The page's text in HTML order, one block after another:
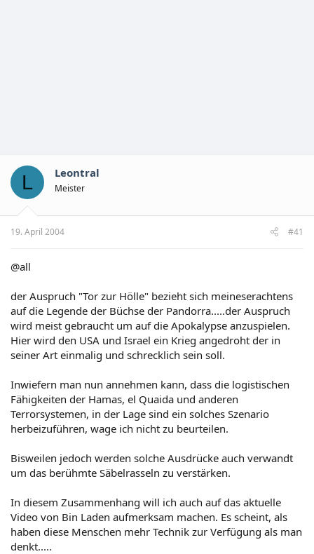
L Leontral
Meister
19. April 2004 #41
@all
der Auspruch "Tor zur Hölle" bezieht sich meineserachtens
auf die Legende der Büchse der Pandorra.....der Auspruch
wird meist gebraucht um auf die Apokalypse anzuspielen.
Hier wird den USA und Israel ein Krieg angedroht der in
seiner Art einmalig und schrecklich sein soll.
Inwiefern man nun annehmen kann, dass die logistischen
Fähigkeiten der Hamas, el Quaida und anderen
Terrorsystemen, in der Lage sind ein solches Szenario
herbeizuführen, wage ich nicht zu beurteilen.
Bisweilen jedoch werden solche Ausdrücke auch verwandt
um das berühmte Säbelrasseln zu verstärken.
In diesem Zusammenhang will ich auch auf das aktuelle
Video von Bin Laden aufmerksam machen. Es scheint, als
haben diese Menschen mehr Technik zur Verfügung als man
denkt.....